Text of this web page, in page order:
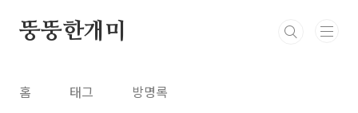
뚱뚱한개미
홈 태그 방명록